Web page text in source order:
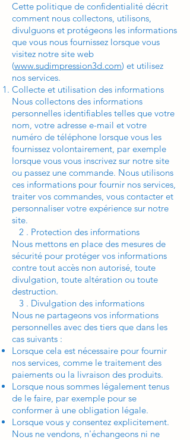
Cette politique de confidentialité décrit
comment nous collectons, utilisons,
divulguons et protégeons les informations
que vous nous fournissez lorsque vous
visitez notre site web
(www.sudimpression3d.com) et utilisez
nos services.
Collecte et utilisation des informations
Nous collectons des informations
personnelles identifiables telles que votre
nom, votre adresse e-mail et votre
numéro de téléphone lorsque vous les
fournissez volontairement, par exemple
lorsque vous vous inscrivez sur notre site
ou passez une commande. Nous utilisons
ces informations pour fournir nos services,
traiter vos commandes, vous contacter et
personnaliser votre expérience sur notre
site.
2 . Protection des informations
Nous mettons en place des mesures de
sécurité pour protéger vos informations
contre tout accès non autorisé, toute
divulgation, toute altération ou toute
destruction.
3 . Divulgation des informations
Nous ne partageons vos informations
personnelles avec des tiers que dans les
cas suivants :
Lorsque cela est nécessaire pour fournir
nos services, comme le traitement des
paiements ou la livraison des produits.
Lorsque nous sommes légalement tenus
de le faire, par exemple pour se
conformer à une obligation légale.
Lorsque vous y consentez explicitement.
Nous ne vendons, n'échangeons ni ne